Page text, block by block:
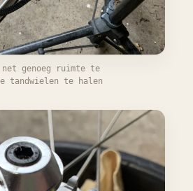
net genoeg ruimte te
tandwielen te halen